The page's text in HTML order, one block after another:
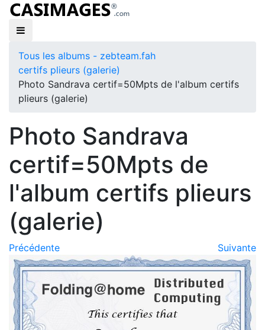
Tous les albums - zebteam.fah
certifs plieurs (galerie)
Photo Sandrava certif=50Mpts de l'album certifs
plieurs (galerie)
Photo Sandrava
certif=50Mpts de
l'album certifs plieurs
(galerie)
Précédente Suivante